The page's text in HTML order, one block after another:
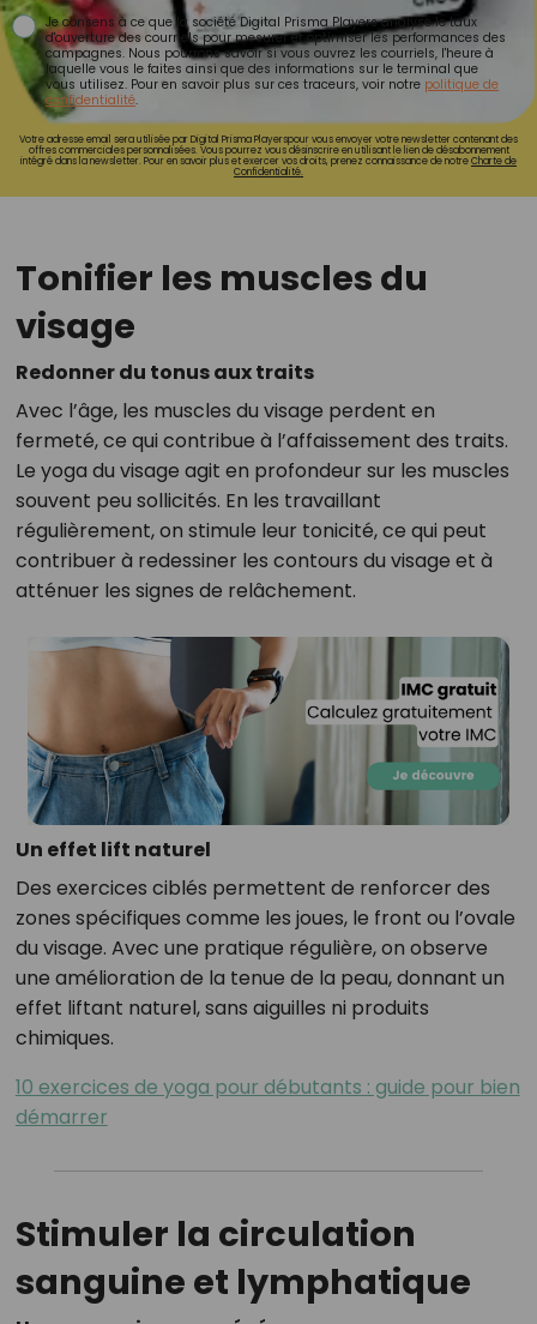
Je consens à ce que la société Digital Prisma Players analyse le taux
d'ouverture des courriels pour mesurer et optimiser les performances des
campagnes. Nous pourrons savoir si vous ouvrez les courriels, l'heure à
laquelle vous le faites ainsi que des informations sur le terminal que
vous utilisez. Pour en savoir plus sur ces traceurs, voir notre politique de
confidentialité.
Votre adresse email sera utilisée par Digital Prisma Playerspour vous envoyer votre newsletter contenant des
offres commerciales personnalisées. Vous pourrez vous désinscrire en utilisant le lien de désabonnement
intégré dans la newsletter. Pour en savoir plus et exercer vos droits, prenez connaissance de notreCharte de
Confidentialité.
Tonifier les muscles du
visage
Redonner du tonus aux traits
Avec l’âge, les muscles du visage perdent en
fermeté, ce qui contribue à l’affaissement des traits.
Le yoga du visage agit en profondeur sur les muscles
souvent peu sollicités. En les travaillant
régulièrement, on stimule leur tonicité, ce qui peut
contribuer à redessiner les contours du visage et à
atténuer les signes de relâchement.
Un effet lift naturel
Des exercices ciblés permettent de renforcer des
zones spécifiques comme les joues, le front ou l’ovale
du visage. Avec une pratique régulière, on observe
une amélioration de la tenue de la peau, donnant un
effet liftant naturel, sans aiguilles ni produits
chimiques.
10 exercices de yoga pour débutants : guide pour bien
démarrer
Stimuler la circulation
sanguine et lymphatique